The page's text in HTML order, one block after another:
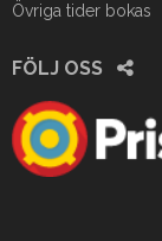
Övriga tider bokas
FÖLJ OSS